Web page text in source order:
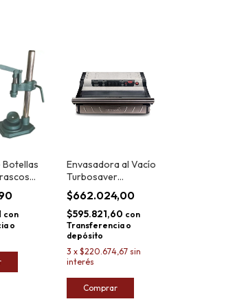
Botellas
con
o
Envasadora al Vacío
Turbosaver
Profesional TS-
2200
$662.024,00
$595.821,60 con
Transferencia o
depósito
3 x $220.674,67 sin
interés